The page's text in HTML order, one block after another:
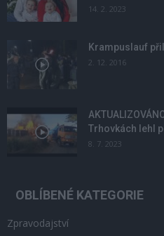
14. 2. 2023
Krampuslauf
2. 12. 2016
Trhovkách lehl
8. 7. 2023
OBLÍBENÉ KATEGORIE
Zpravodajství